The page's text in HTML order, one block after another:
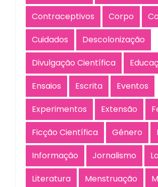
Contraceptivos
Corpo
Cuidados
Descolonização
Divulgação Científica
Ensaios
Escrita
Eventos
Experimentos
Extensão
Ficção Científica
Gênero
Informação
Jornalismo
Literatura
Menstruação